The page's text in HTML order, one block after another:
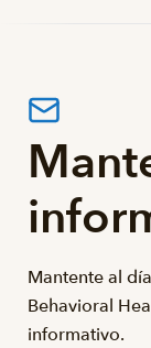
Mantente al
Behavioral
informativo.